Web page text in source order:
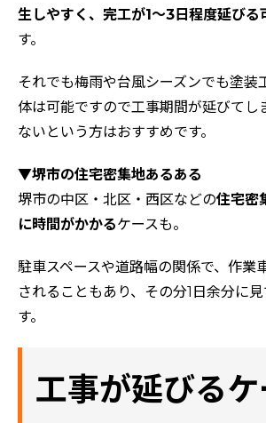
生しやすく、完工が1～3日程度延びる
す。
それでも梅雨や台風シーズンでも塗装
体は可能ですので工事期間が延びてし
ないという方はおすすめです。
▼堺市の住宅密集地あるある
堺市の中区・北区・西区などの住宅密
に時間がかかるケースも。
駐車スペースや道路幅の関係で、作業
されることもあり、その分1日余分に
す。
工事が延びるケ